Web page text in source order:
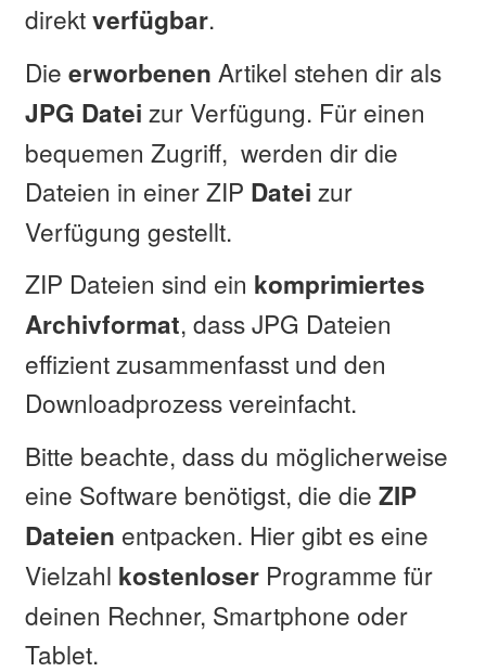
direktverfügbar.
Die erworbenen Artikel stehen dir als
JPG Datei zur Verfügung. Für einen
bequemen Zugriff, werden dir die
Dateien in einer ZIP Datei zur
Verfügung gestellt.
ZIP Dateien sind ein komprimiertes
Archivformat, dass JPG Dateien
effizient zusammenfasst und den
Downloadprozess vereinfacht.
Bitte beachte, dass du möglicherweise
eine Software benötigst, die die ZIP
Dateien entpacken. Hier gibt es eine
Vielzahl kostenloserProgramme für
deinen Rechner, Smartphone oder
Tablet.